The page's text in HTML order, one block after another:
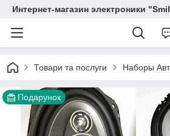
Интернет-магазин электроники
Товари та послуги Наборы
Подарунок